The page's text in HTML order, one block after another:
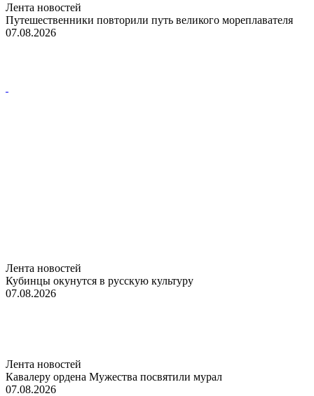
Лента новостей
Путешественники повторили путь великого мореплавателя
07.08.2026
Лента новостей
Кубинцы окунутся в русскую культуру
07.08.2026
Лента новостей
Кавалеру ордена Мужества посвятили мурал
07.08.2026